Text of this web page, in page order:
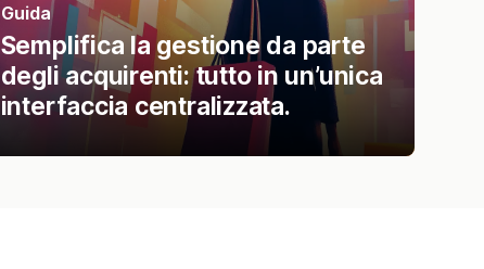
Guida
Semplifica la gestione da parte
degli acquirenti: tutto in un’unica
interfaccia centralizzata.